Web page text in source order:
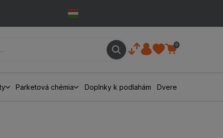
0
Parketová chémia Doplnky k podlahám Dvere